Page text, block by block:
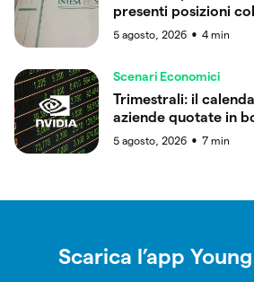
presenti posizioni
5 agosto, 2026 ● 4 min
Scenari Economici
Trimestrali: il
aziende quotate in
5 agosto, 2026 ● 7 min
Scarica l’app